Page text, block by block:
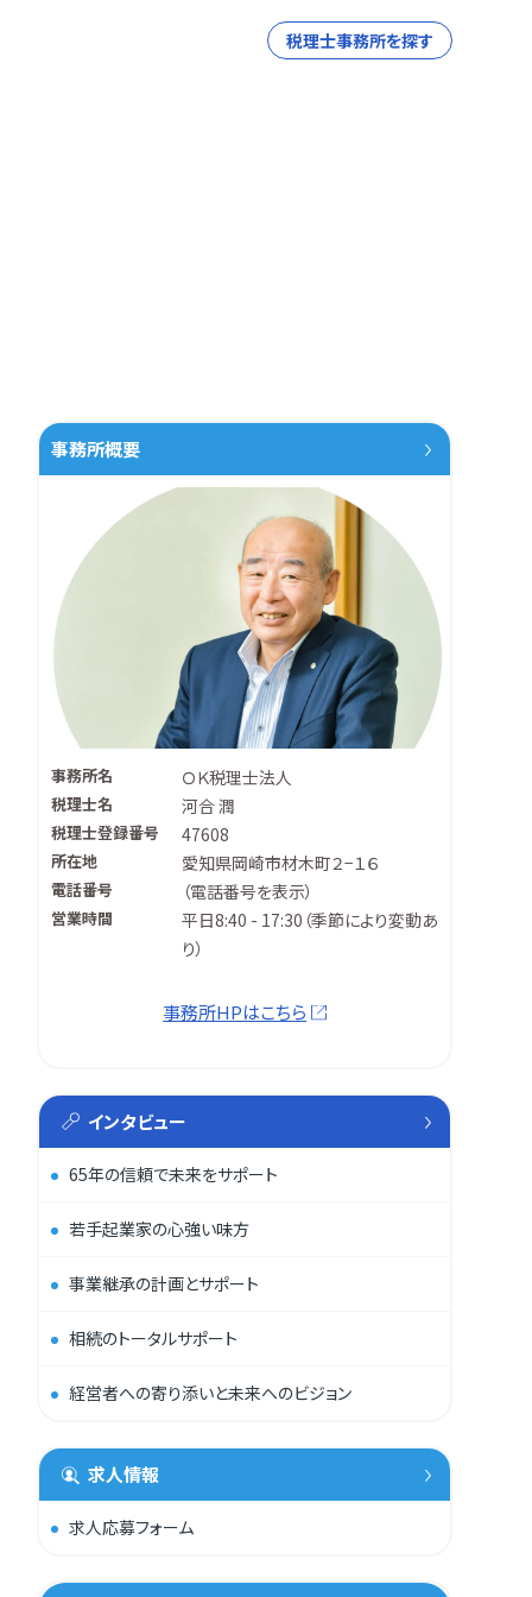
税理士事務所を探す
事務所概要
事務所名 ＯＫ税理士法人
税理士名 河合 潤
税理士登録番号 47608
所在地 愛知県岡崎市材木町２−１６
電話番号 （電話番号を表示）
営業時間
平日8:40 - 17:30（季節により変動あ
り）
事務所HPはこちら
インタビュー
65年の信頼で未来をサポート
若手起業家の心強い味方
事業継承の計画とサポート
相続のトータルサポート
経営者への寄り添いと未来へのビジョン
求人情報
求人応募フォーム